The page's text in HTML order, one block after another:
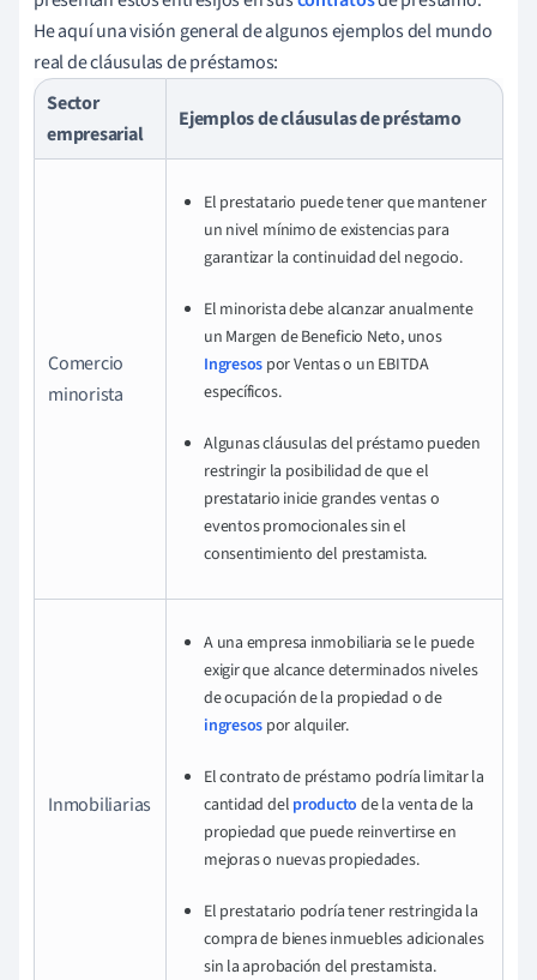
He aquí una visión general de algunos ejemplos del mundo
real de cláusulas de préstamos:
Sector
empresarial
Ejemplos de cláusulas de préstamo
Comercio
minorista
El prestatario puede tener que mantener
un nivel mínimo de existencias para
garantizar la continuidad del negocio.
El minorista debe alcanzar anualmente
un Margen de Beneficio Neto, unos
Ingresos por Ventas o un EBITDA
específicos.
Algunas cláusulas del préstamo pueden
restringir la posibilidad de que el
prestatario inicie grandes ventas o
eventos promocionales sin el
consentimiento del prestamista.
Inmobiliarias
A una empresa inmobiliaria se le puede
exigir que alcance determinados niveles
de ocupación de la propiedad o de
ingresos por alquiler.
El contrato de préstamo podría limitar la
cantidad del producto de la venta de la
propiedad que puede reinvertirse en
mejoras o nuevas propiedades.
El prestatario podría tener restringida la
compra de bienes inmuebles adicionales
sin la aprobación del prestamista.